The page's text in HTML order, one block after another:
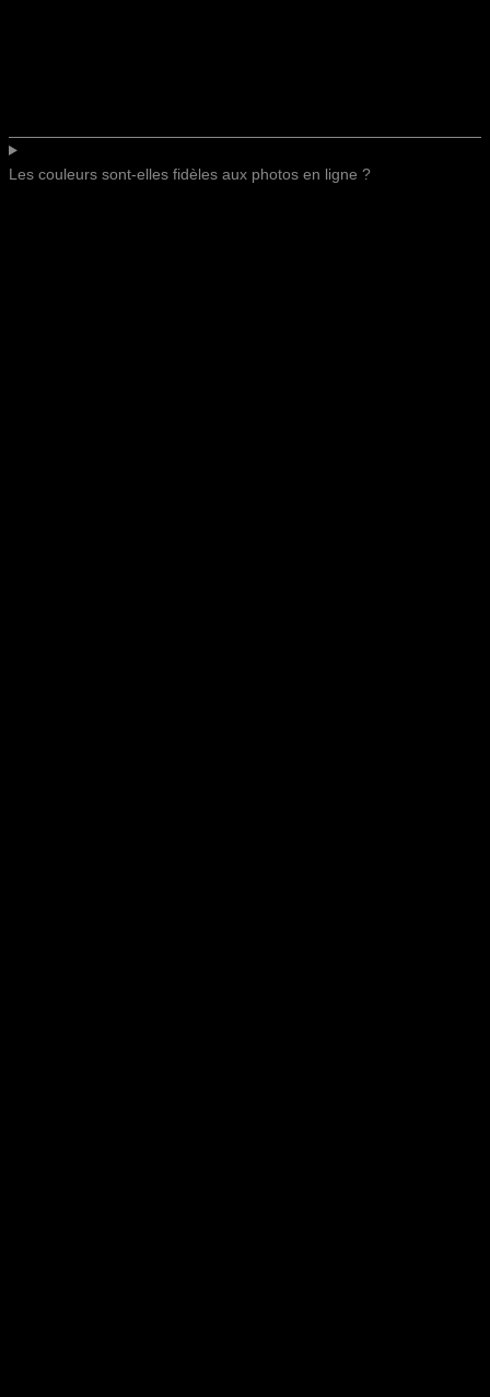
Les couleurs sont-elles fidèles aux photos en ligne ?